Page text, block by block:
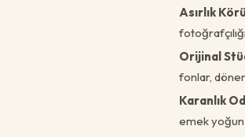
Asırlık
Orijinal
fonlar,
Karanlık
emek yoğun